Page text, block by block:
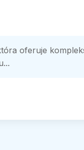
oferuje